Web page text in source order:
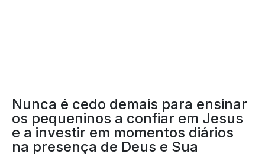
Nunca é cedo demais para ensinar
os pequeninos a confiar em Jesus
e a investir em momentos diários
na presença de Deus e Sua